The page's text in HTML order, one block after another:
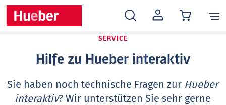
MEIN
KONTO
SERVICE
Hilfe zu Hueber interaktiv
Sie haben noch technische Fragen zur Hueber
interaktiv? Wir unterstützen Sie sehr gerne